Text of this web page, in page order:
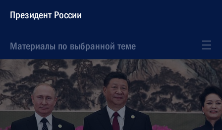
Президент России
Материалы по выбранной теме